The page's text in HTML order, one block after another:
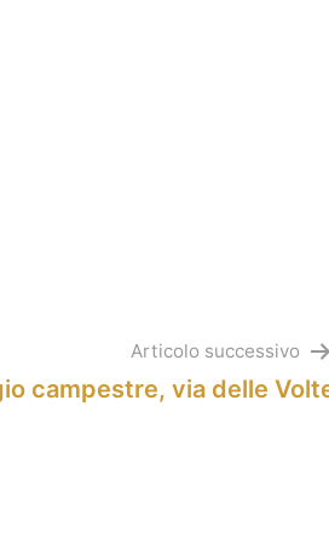
Articolo successivo
campestre, via delle